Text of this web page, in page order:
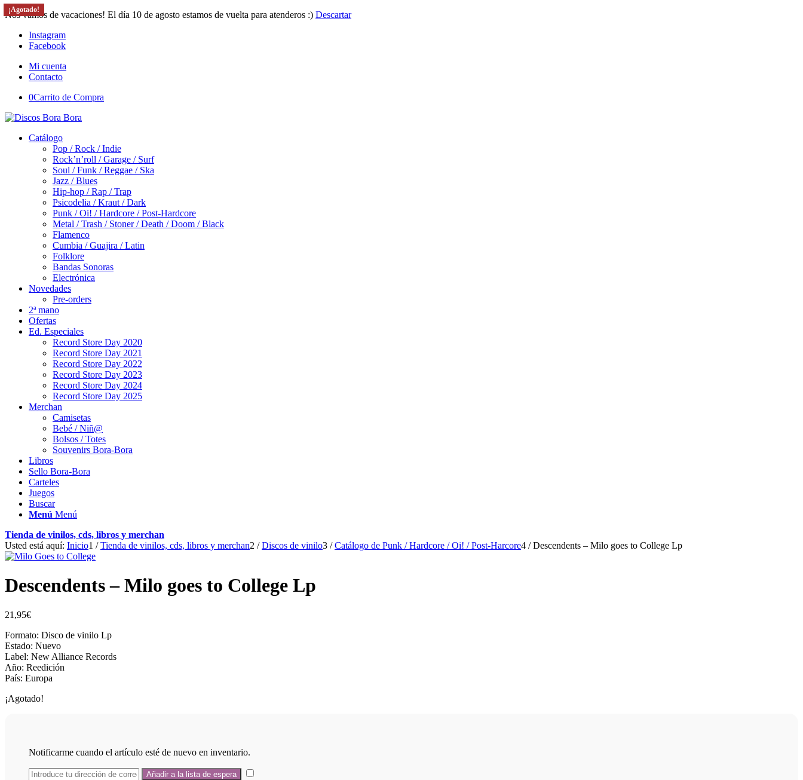
Nos vamos de vacaciones! El día 10 de agosto estamos de vuelta para atenderos :) Descartar
Instagram
Facebook
Mi cuenta
Contacto
0Carrito de Compra
Catálogo
Pop / Rock / Indie
Rock’n’roll / Garage / Surf
Soul / Funk / Reggae / Ska
Jazz / Blues
Hip-hop / Rap / Trap
Psicodelia / Kraut / Dark
Punk / Oi! / Hardcore / Post-Hardcore
Metal / Trash / Stoner / Death / Doom / Black
Flamenco
Cumbia / Guajira / Latin
Folklore
Bandas Sonoras
Electrónica
Novedades
Pre-orders
2ª mano
Ofertas
Ed. Especiales
Record Store Day 2020
Record Store Day 2021
Record Store Day 2022
Record Store Day 2023
Record Store Day 2024
Record Store Day 2025
Merchan
Camisetas
Bebé / Niñ@
Bolsos / Totes
Souvenirs Bora-Bora
Libros
Sello Bora-Bora
Carteles
Juegos
Buscar
Menú Menú
Tienda de vinilos, cds, libros y merchan
Usted está aquí: Inicio1 / Tienda de vinilos, cds, libros y merchan2 / Discos de vinilo3 / Catálogo de Punk / Hardcore / Oi! / Post-Harcore4 / Descendents – Milo goes to College Lp
¡Agotado!
Descendents – Milo goes to College Lp
21,95€
Formato: Disco de vinilo Lp
Estado: Nuevo
Label: New Alliance Records
Año: Reedición
País: Europa
¡Agotado!
Notificarme cuando el artículo esté de nuevo en inventario.
¡Agotado!
¡Agotado!
¡Agotado!